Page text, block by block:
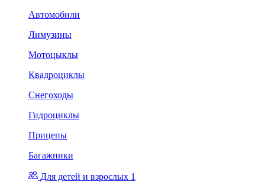
Автомобили
Лимузины
Мотоцыклы
Квадроциклы
Снегоходы
Гидроциклы
Прицепы
Багажники
Для детей и взрослых 1